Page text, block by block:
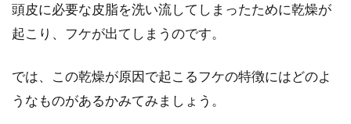
ンスかトリートメントをすると思います。中に
頭皮に必要な皮脂を洗い流してしまったために乾燥が
起こり、フケが出てしまうのです。
では、この乾燥が原因で起こるフケの特徴にはどのよ
うなものがあるかみてみましょう。